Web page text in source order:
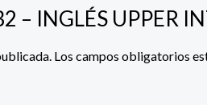
– INGLÉS UPPER
Los campos obligatorios